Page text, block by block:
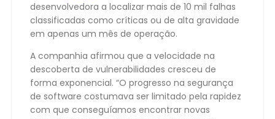
desenvolvedora a localizar mais de 10 mil falhas
classificadas como críticas ou de alta gravidade
em apenas um mês de operação.
A companhia afirmou que a velocidade na
descoberta de vulnerabilidades cresceu de
forma exponencial. “O progresso na segurança
de software costumava ser limitado pela rapidez
com que conseguíamos encontrar novas